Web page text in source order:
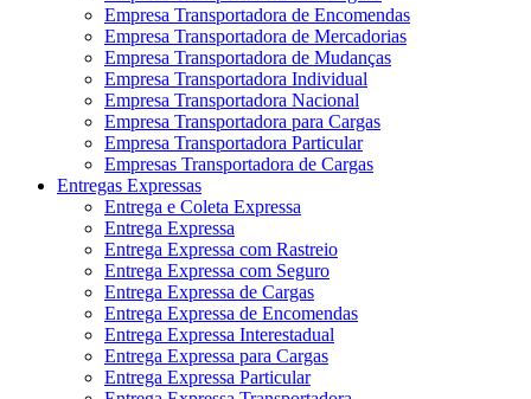
Empresa Transportadora de Encomendas
Empresa Transportadora de Mercadorias
Empresa Transportadora de Mudanças
Empresa Transportadora Individual
Empresa Transportadora Nacional
Empresa Transportadora para Cargas
Empresa Transportadora Particular
Empresas Transportadora de Cargas
Entregas Expressas
Entrega e Coleta Expressa
Entrega Expressa
Entrega Expressa com Rastreio
Entrega Expressa com Seguro
Entrega Expressa de Cargas
Entrega Expressa de Encomendas
Entrega Expressa Interestadual
Entrega Expressa para Cargas
Entrega Expressa Particular